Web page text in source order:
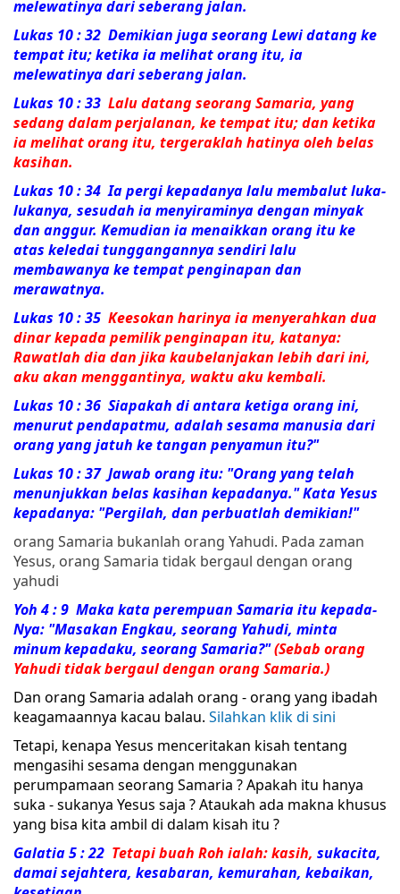
melewatinya dari seberang jalan.
Lukas 10 : 32 Demikian juga seorang Lewi datang ke
tempat itu; ketika ia melihat orang itu, ia
melewatinya dari seberang jalan.
Lukas 10 : 33 Lalu datang seorang Samaria, yang
sedang dalam perjalanan, ke tempat itu; dan ketika
ia melihat orang itu, tergeraklah hatinya oleh belas
kasihan.
Lukas 10 : 34Ia pergi kepadanya lalu membalut luka-
lukanya, sesudah ia menyiraminya dengan minyak
dan anggur. Kemudian ia menaikkan orang itu ke
atas keledai tunggangannya sendiri lalu
membawanya ke tempat penginapan dan
merawatnya.
Lukas 10 : 35 Keesokan harinya ia menyerahkan dua
dinar kepada pemilik penginapan itu, katanya:
Rawatlah dia dan jika kaubelanjakan lebih dari ini,
aku akan menggantinya, waktu aku kembali.
Lukas 10 : 36 Siapakah di antara ketiga orang ini,
menurut pendapatmu, adalah sesama manusia dari
orang yang jatuh ke tangan penyamun itu?"
Lukas 10 : 37 Jawab orang itu: "Orang yang telah
menunjukkan belas kasihan kepadanya." Kata Yesus
kepadanya: "Pergilah, dan perbuatlah demikian!"
orang Samaria bukanlah orang Yahudi. Pada zaman
Yesus, orang Samaria tidak bergaul dengan orang
yahudi
Yoh 4 : 9 Maka kataperempuan Samariaitu kepada-
Nya: "Masakan Engkau, seorang Yahudi, minta
minum kepadaku, seorangSamaria?"(Sebab orang
Yahudi tidak bergaul dengan orangSamaria.)
Dan orang Samaria adalah orang - orang yang ibadah
keagamaannya kacau balau. Silahkan klik di sini
Tetapi, kenapa Yesus menceritakan kisah tentang
mengasihi sesama dengan menggunakan
perumpamaan seorang Samaria ? Apakah itu hanya
suka - sukanya Yesus saja ? Ataukah ada makna khusus
yang bisa kita ambil di dalam kisah itu ?
Galatia 5 : 22 Tetapibuah Roh ialah: kasih, sukacita,
damai sejahtera, kesabaran, kemurahan, kebaikan,